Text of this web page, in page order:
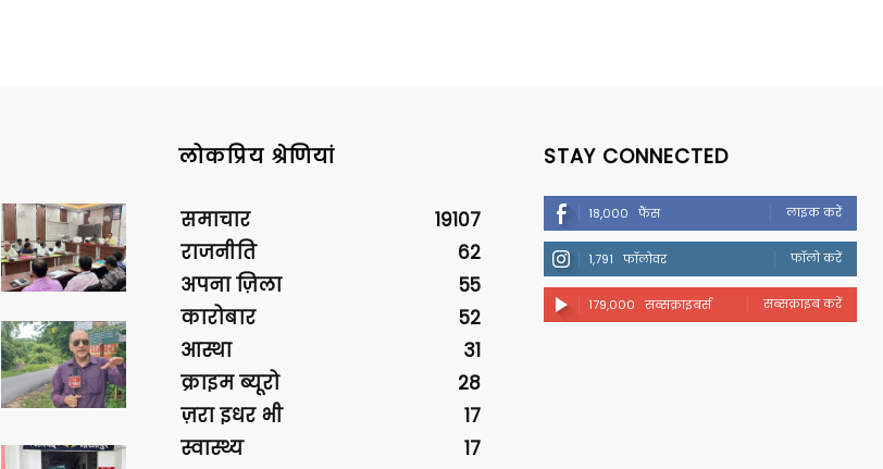
लोकप्रिय श्रेणियां
समाचार
19107
राजनीति
62
अपना ज़िला
55
कारोबार
52
आस्था
31
क्राइम ब्यूरो
28
ज़रा इधर भी
17
स्वास्थ्य
17
STAY CONNECTED
18,000 फैंस लाइक करें
1,791 फॉलोवर फॉलो करें
179,000 सब्सक्राइबर्स सब्सक्राइब करें